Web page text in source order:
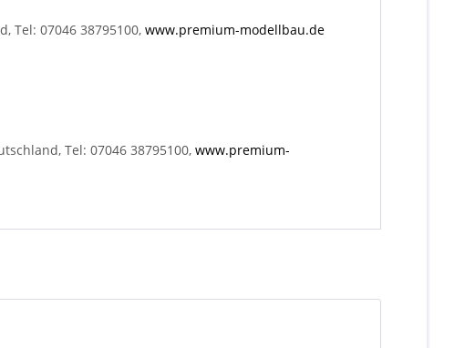
Tel: 07046 38795100, www.premium-modellbau.de
Tel: 07046 38795100, www.premium-